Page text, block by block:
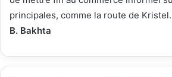
principales, comme la route de Kristel.
B. Bakhta